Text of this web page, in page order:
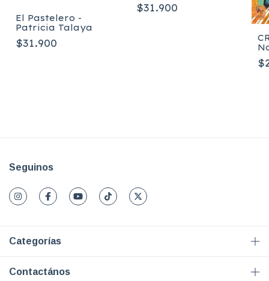
El Pastelero -
Patricia Talaya
$31.900
$31.900
Seguinos
Categorías
Contactános